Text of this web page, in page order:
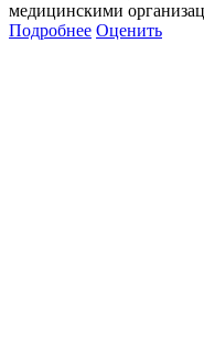
медицинскими
Подробнее Оценить